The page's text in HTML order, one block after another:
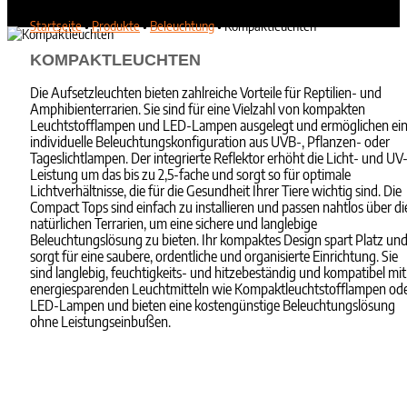
Seite wählen
Startseite•Produkte•Beleuchtung•Kompaktleuchten
KOMPAKTLEUCHTEN
Die Aufsetzleuchten bieten zahlreiche Vorteile für Reptilien- und
Amphibienterrarien. Sie sind für eine Vielzahl von kompakten
Leuchtstofflampen und LED-Lampen ausgelegt und ermöglichen
individuelle Beleuchtungskonfiguration aus UVB-, Pflanzen- oder
Tageslichtlampen. Der integrierte Reflektor erhöht die Licht- und UV-
Leistung um das bis zu 2,5-fache und sorgt so für optimale
Lichtverhältnisse, die für die Gesundheit Ihrer Tiere wichtig sind. Die
Compact Tops sind einfach zu installieren und passen nahtlos über
natürlichen Terrarien, um eine sichere und langlebige
Beleuchtungslösung zu bieten. Ihr kompaktes Design spart Platz und
sorgt für eine saubere, ordentliche und organisierte Einrichtung. Sie
sind langlebig, feuchtigkeits- und hitzebeständig und kompatibel mit
energiesparenden Leuchtmitteln wie Kompaktleuchtstofflampen
LED-Lampen und bieten eine kostengünstige Beleuchtungslösung
ohne Leistungseinbußen.